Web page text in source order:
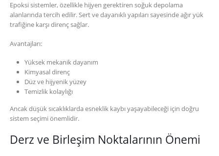
Epoksi sistemler, özellikle hijyen gerektiren soğuk depolama
alanlarında tercih edilir. Sert ve dayanıklı yapıları sayesinde ağır yük
trafiğine karşı direnç sağlar.
Avantajları:
Yüksek mekanik dayanım
Kimyasal direnç
Düz ve hijyenik yüzey
Temizlik kolaylığı
Ancak düşük sıcaklıklarda esneklik kaybı yaşayabileceği için doğru
sistem seçimi önemlidir.
Derz ve Birleşim Noktalarının Önemi